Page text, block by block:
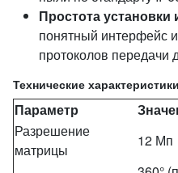
Простота установки
понятный интерфейс
протоколов передачи
Технические характеристики
Параметр
Разрешение
матрицы
12 Мп